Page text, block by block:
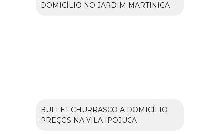
DOMICÍLIO NO JARDIM MARTINICA
BUFFET CHURRASCO A DOMICÍLIO
PREÇOS NA VILA IPOJUCA